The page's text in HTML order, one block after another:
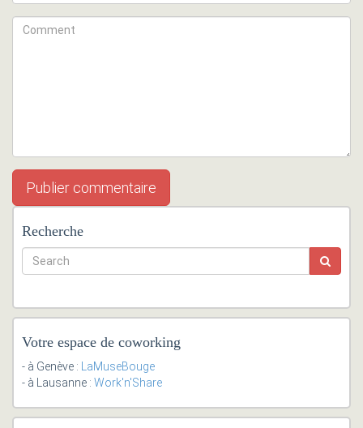
Recherche
Votre espace de coworking
- à Genève : LaMuseBouge
- à Lausanne : Work'n'Share